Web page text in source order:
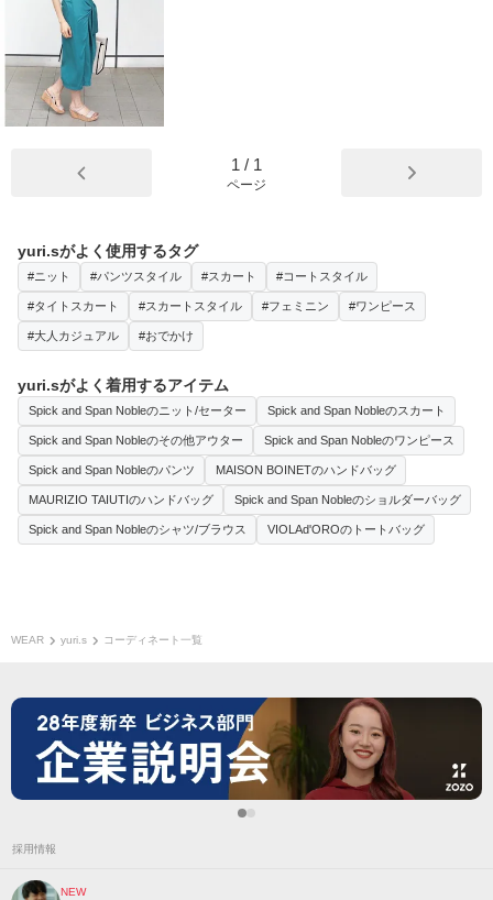
1 / 1
ページ
yuri.sがよく使用するタグ
#ニット #パンツスタイル #スカート #コートスタイル
#タイトスカート #スカートスタイル #フェミニン #ワンピース
#大人カジュアル #おでかけ
yuri.sがよく着用するアイテム
Spick and Span Nobleのニット/セーター Spick and Span Nobleのスカート
Spick and Span Nobleのその他アウター Spick and Span Nobleのワンピース
Spick and Span Nobleのパンツ MAISON BOINETのハンドバッグ
MAURIZIO TAIUTIのハンドバッグ Spick and Span Nobleのショルダーバッグ
Spick and Span Nobleのシャツ/ブラウス VIOLAd'OROのトートバッグ
WEAR yuri.s コーディネート一覧
採用情報
NEW